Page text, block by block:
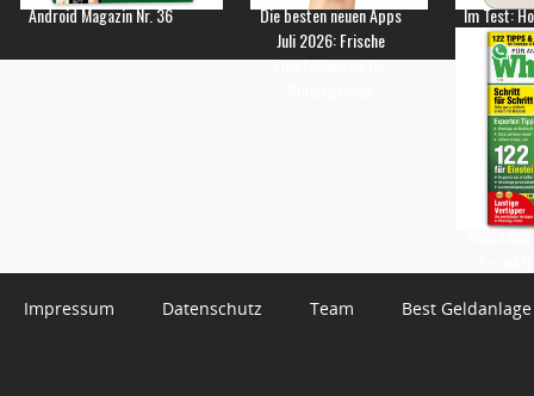
Android Magazin Nr. 36
Die besten neuen Apps
Juli 2026: Frische
Empfehlungen für
Im Test:
Impressum Datenschutz Team Best Geldanlage